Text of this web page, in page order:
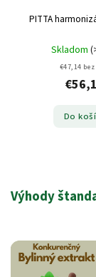
PITTA
Skladom
€47,14 bez
Do
Výhody